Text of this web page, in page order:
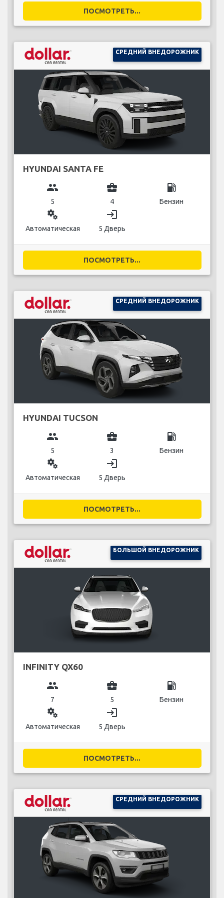
ПОСМОТРЕТЬ...
СРЕДНИЙ ВНЕДОРОЖНИК
HYUNDAI SANTA FE
group
5
business_center
4
local_gas_station
Бензин
miscellaneous_services
Автоматическая
login
5 Дверь
ПОСМОТРЕТЬ...
СРЕДНИЙ ВНЕДОРОЖНИК
HYUNDAI TUCSON
group
5
business_center
3
local_gas_station
Бензин
miscellaneous_services
Автоматическая
login
5 Дверь
ПОСМОТРЕТЬ...
БОЛЬШОЙ ВНЕДОРОЖНИК
INFINITY QX60
group
7
business_center
5
local_gas_station
Бензин
miscellaneous_services
Автоматическая
login
5 Дверь
ПОСМОТРЕТЬ...
СРЕДНИЙ ВНЕДОРОЖНИК